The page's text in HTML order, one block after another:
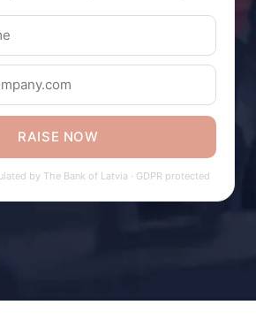
RAISE NOW
by The Bank of Latvia · GDPR protected